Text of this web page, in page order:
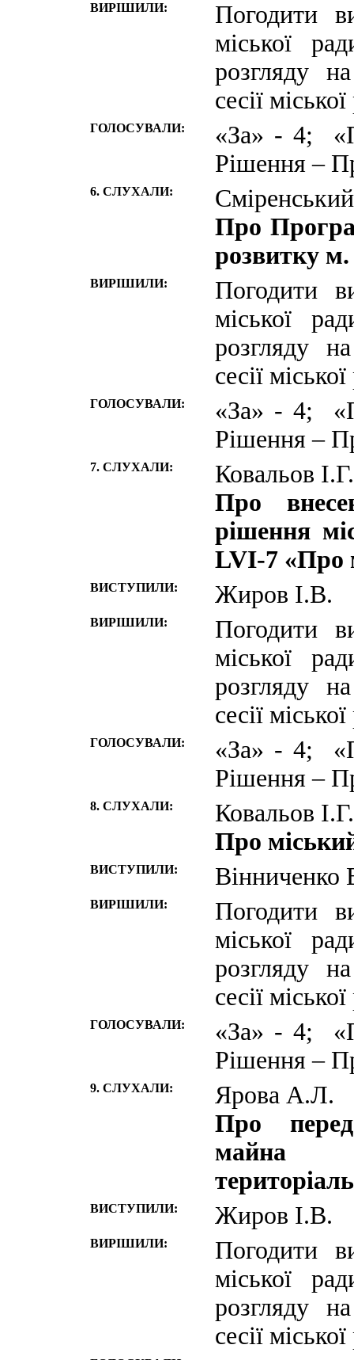
ВИРІШИЛИ:
Погодити
міської
розгляду
сесії
ГОЛОСУВАЛИ:
«За» - 4;
Рішення –
6. СЛУХАЛИ:
Про
розвитку
ВИРІШИЛИ:
Погодити
міської
розгляду
сесії
ГОЛОСУВАЛИ:
«За» - 4;
Рішення –
7. СЛУХАЛИ:
Ковальов І.Г.
Про
рішення
LVI-7 «Про
ВИСТУПИЛИ: Жиров І.В.
ВИРІШИЛИ:
Погодити
міської
розгляду
сесії
ГОЛОСУВАЛИ:
«За» - 4;
Рішення –
8. СЛУХАЛИ:
Ковальов І.Г.
Про
ВИСТУПИЛИ:
ВИРІШИЛИ:
Погодити
міської
розгляду
сесії
ГОЛОСУВАЛИ:
«За» - 4;
Рішення –
9. СЛУХАЛИ:
Ярова А.Л.
Про
майна
ВИСТУПИЛИ: Жиров І.В.
ВИРІШИЛИ:
Погодити
міської
розгляду
сесії